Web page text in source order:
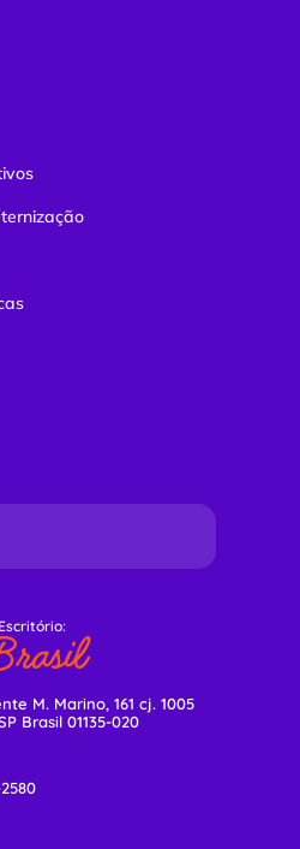
Escritório:
M. Marino, 161 cj. 1005
Brasil 01135-020